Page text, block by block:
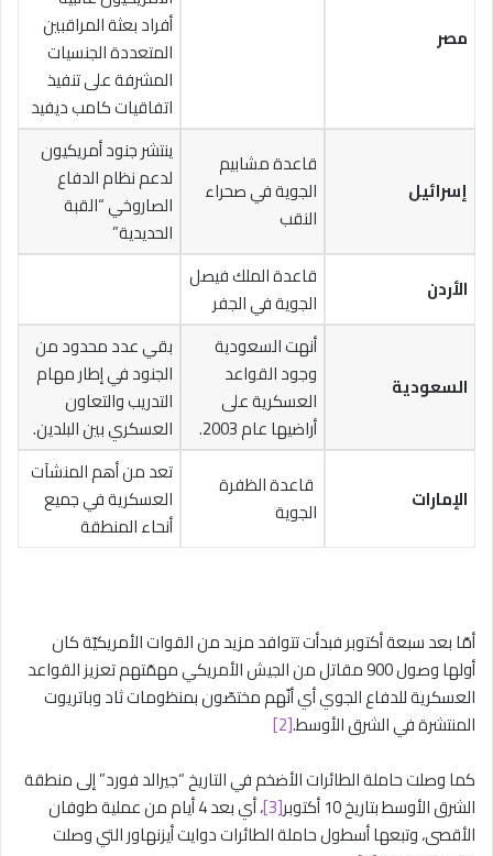
مصر
أفراد بعثة المراقبين
المتعددة الجنسيات
المشرفة على تنفيذ
اتفاقيات كامب ديفيد
إسرائيل
قاعدة مشابيم
الجوية في صحراء
النقب
ينتشر جنود أمريكيون
لدعم نظام الدفاع
الصاروخي “القبة
الحديدية”
الأردن
قاعدة الملك فيصل
الجوية في الجفر
السعودية
أنهت السعودية
وجود القواعد
العسكرية على
أراضيها عام 2003.
بقي عدد محدود من
الجنود في إطار مهام
التدريب والتعاون
العسكري بين البلدين.
الإمارات
قاعدة الظفرة
الجوية
تعد من أهم المنشآت
العسكرية في جميع
أنحاء المنطقة
أمّا بعد سبعة أكتوبر فبدأت تتوافد مزيد من القوات الأمريكيّة كان
أولها وصول 900 مقاتل من الجيش الأمريكي مهمّتهم تعزيز القواعد
العسكرية للدفاع الجوي أي أنّهم مختصّون بمنظومات ثاد وباتريوت
المنتشرة في الشرق الأوسط.[2]
كما وصلت حاملة الطائرات الأضخم في التاريخ “جيرالد فورد” إلى منطقة
الشرق الأوسط بتاريخ 10 أكتوبر
[3]
، أي بعد 4 أيام من عملية طوفان
الأقصى، وتبعها أسطول حاملة الطائرات دوايت أيزنهاور التي وصلت